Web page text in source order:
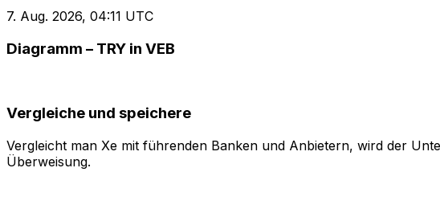
7. Aug. 2026, 04:11 UTC
Diagramm – TRY in VEB
Vergleiche und speichere
Vergleicht man Xe mit führenden Banken und Anbietern, wird der
Überweisung.